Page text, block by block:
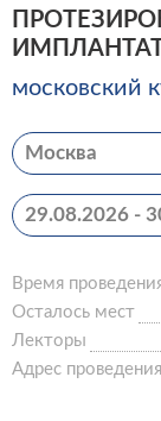
московский
Москва
29.08.2026 -
Время
Осталось мест
Лекторы
Адрес проведения